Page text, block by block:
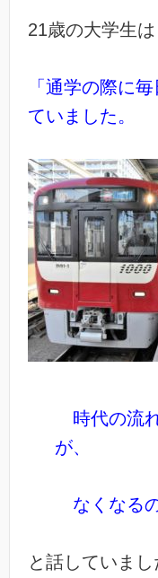
21歳の大学生は
「通学の際に
ていました。
時代の流
が、
なくなる
と話していまし